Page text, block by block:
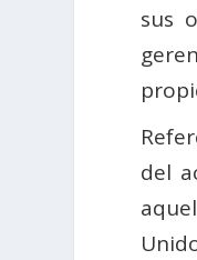
sus
del